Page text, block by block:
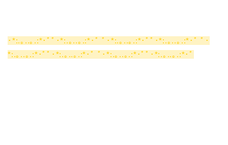
･*:.｡..｡.:*･ﾟﾟ･*:.｡..｡.:*･ﾟ ﾟ･*:.｡..｡.:*･ﾟﾟ･*:.｡..｡.:*･ﾟ ﾟ･
*:.｡..｡.:*･ﾟﾟ･*:.｡..｡.:*･ﾟ ﾟ･*:.｡..｡.:*･ﾟﾟ･*:.｡..｡.:*･ﾟ